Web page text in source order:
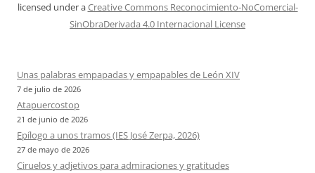
licensed under aCreative Commons Reconocimiento-NoComercial-
SinObraDerivada 4.0 Internacional License
Unas palabras empapadas y empapables de León XIV
7 de julio de 2026
Atapuercostop
21 de junio de 2026
Epílogo a unos tramos (IES José Zerpa, 2026)
27 de mayo de 2026
Ciruelos y adjetivos para admiraciones y gratitudes